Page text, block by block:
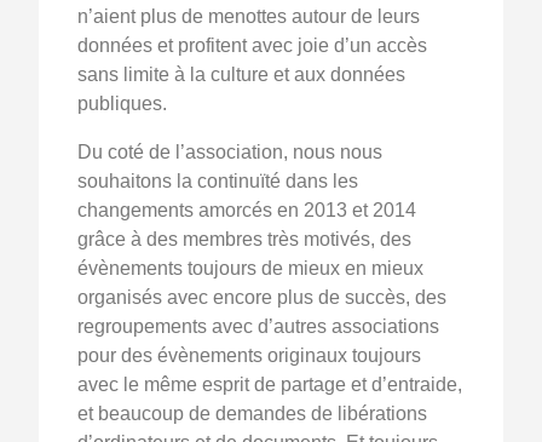
n’aient plus de menottes autour de leurs
données et profitent avec joie d’un accès
sans limite à la culture et aux données
publiques.
Du coté de l’association, nous nous
souhaitons la continuïté dans les
changements amorcés en 2013 et 2014
grâce à des membres très motivés, des
évènements toujours de mieux en mieux
organisés avec encore plus de succès, des
regroupements avec d’autres associations
pour des évènements originaux toujours
avec le même esprit de partage et d’entraide,
et beaucoup de demandes de libérations